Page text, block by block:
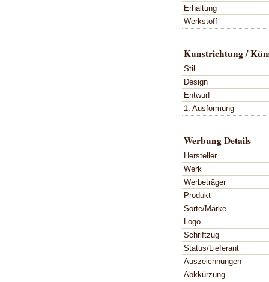
Erhaltung
Werkstoff
Kunstrichtung /
Stil
Design
Entwurf
1. Ausformung
Werbung Details
Hersteller
Werk
Werbeträger
Produkt
Sorte/Marke
Logo
Schriftzug
Status/Lieferant
Auszeichnungen
Abkkürzung